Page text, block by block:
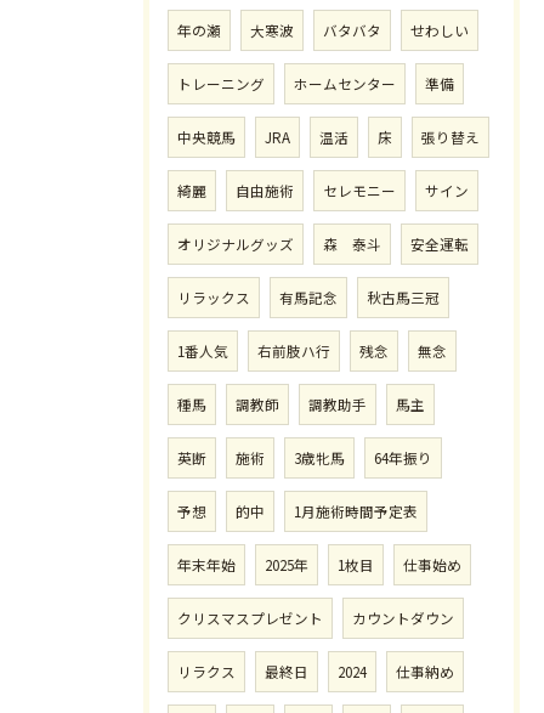
年の瀬 大寒波 バタバタ せわしい
トレーニング ホームセンター 準備
中央競馬 JRA 温活 床 張り替え
綺麗 自由施術 セレモニー サイン
オリジナルグッズ 森 泰斗 安全運転
リラックス 有馬記念 秋古馬三冠
1番人気 右前肢ハ行 残念 無念
種馬 調教師 調教助手 馬主
英断 施術 3歳牝馬 64年振り
予想 的中 1月施術時間予定表
年末年始 2025年 1枚目 仕事始め
クリスマスプレゼント カウントダウン
リラクス 最終日 2024 仕事納め